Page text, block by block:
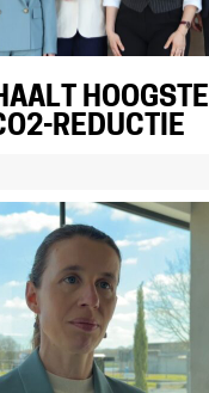
HOOGSTE
REDUCTIE